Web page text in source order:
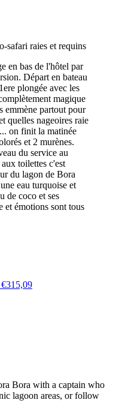
safari raies et requins
en bas de l'hôtel par
Départ en bateau
plongée avec les
magique
emmène partout pour
quelles nageoires raie
on finit la matinée
et 2 murènes.
du service au
toilettes c'est
du lagon de Bora
eau turquoise et
de coco et ses
et émotions sont tous
€315,09
Bora with a captain who
lagoon areas, or follow